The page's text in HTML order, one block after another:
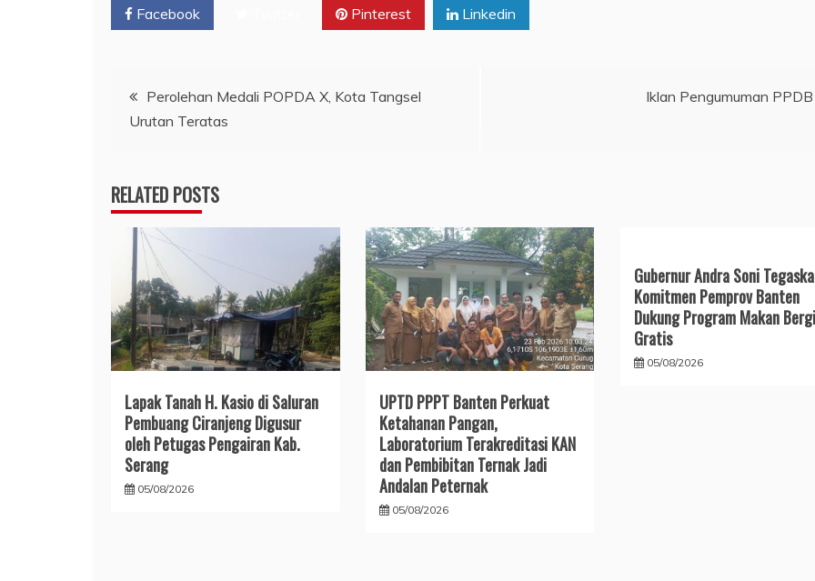
Facebook Pinterest Linkedin
Navigasi
pos
Perolehan Medali POPDA X, Kota Tangsel
Urutan Teratas
Iklan Pengumuman PPDB
RELATED POSTS
Lapak Tanah H. Kasio di Saluran
Pembuang Ciranjeng Digusur
oleh Petugas Pengairan Kab.
Serang
05/08/2026
UPTD PPPT Banten Perkuat
Ketahanan Pangan,
Laboratorium Terakreditasi KAN
dan Pembibitan Ternak Jadi
Andalan Peternak
05/08/2026
Gubernur Andra Soni
Komitmen Pemprov Banten
Dukung Program Makan
Gratis
05/08/2026